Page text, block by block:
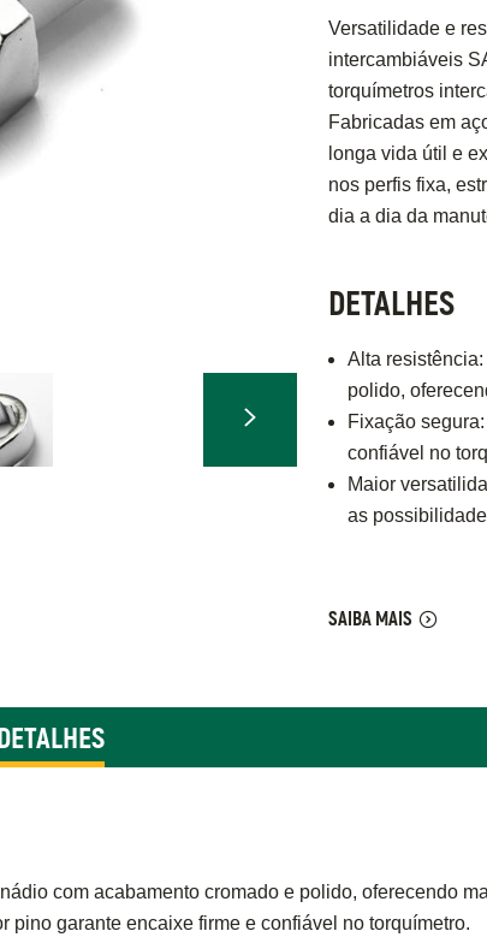
Versatilidade e
intercambiáveis
torquímetros
Fabricadas em
longa vida útil e
nos perfis fixa,
dia a dia da
DETALHES
Alta
polido,
Fixação
confiável no
Maior
as
SAIBA MAIS
com acabamento cromado e polido, oferecendo
pino garante encaixe firme e confiável no torquímetro.